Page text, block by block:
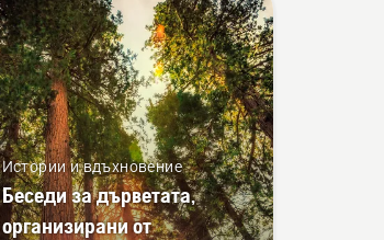
можете да извършвате
сами.
Истории и вдъхновение
Беседи за дърветата,
организирани от